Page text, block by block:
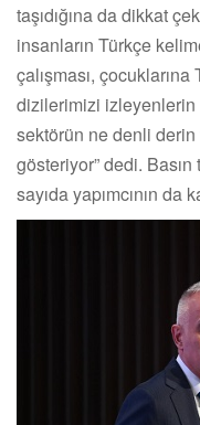
taşıdığına da dikkat
insanların Türkçe
çalışması,
dizilerimizi
sektörün ne denli derin
gösteriyor” dedi.
sayıda yapımcının da